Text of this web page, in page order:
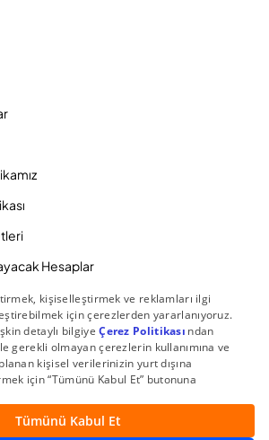
Hesaplar
Menkul Değerler AŞ. Tüm Hakları